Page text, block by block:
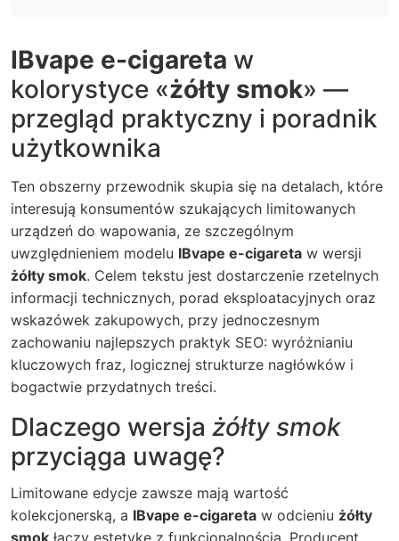
IBvape e-cigareta w
kolorystyce «żółty smok» —
przegląd praktyczny i poradnik
użytkownika
Ten obszerny przewodnik skupia się na detalach, które
interesują konsumentów szukających limitowanych
urządzeń do wapowania, ze szczególnym
uwzględnieniem modelu IBvape e-cigareta w wersji
żółty smok. Celem tekstu jest dostarczenie rzetelnych
informacji technicznych, porad eksploatacyjnych oraz
wskazówek zakupowych, przy jednoczesnym
zachowaniu najlepszych praktyk SEO: wyróżnianiu
kluczowych fraz, logicznej strukturze nagłówków i
bogactwie przydatnych treści.
Dlaczego wersja żółty smok
przyciąga uwagę?
Limitowane edycje zawsze mają wartość
kolekcjonerską, a IBvape e-cigareta w odcieniu żółty
smok łączy estetykę z funkcjonalnością. Producent